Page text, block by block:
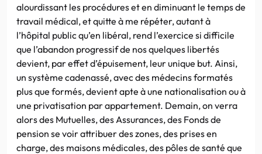
alourdissant les procédures et en diminuant le temps de
travail médical, et quitte à me répéter, autant à
l’hôpital public qu’en libéral, rend l’exercice si difficile
que l’abandon progressif de nos quelques libertés
devient, par effet d’épuisement, leur unique but. Ainsi,
un système cadenassé, avec des médecins formatés
plus que formés, devient apte à une nationalisation ou à
une privatisation par appartement. Demain, on verra
alors des Mutuelles, des Assurances, des Fonds de
pension se voir attribuer des zones, des prises en
charge, des maisons médicales, des pôles de santé que